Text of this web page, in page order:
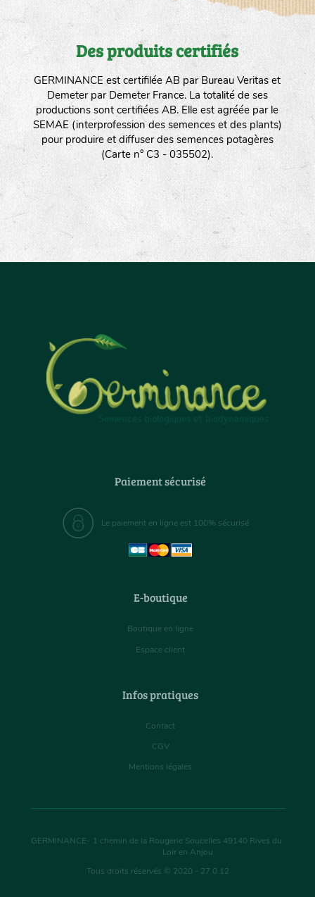
Des produits certifiés
GERMINANCE est certifilée AB par Bureau Veritas et
Demeter par Demeter France. La totalité de ses
productions sont certifiées AB. Elle est agréée par le
SEMAE (interprofession des semences et des plants)
pour produire et diffuser des semences potagères
(Carte n° C3 - 035502).
Paiement sécurisé
Le paiement en ligne est 100% sécurisé
E-boutique
Boutique en ligne
Espace client
Infos pratiques
Contact
CGV
Mentions légales
GERMINANCE- 1 chemin de la Rougerie Soucelles 49140 Rives du
Loir en Anjou
Tous droits réservés © 2020 - 27.0.12